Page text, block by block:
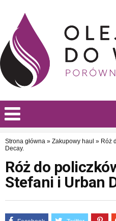
Strona główna » Zakupowy haul » Róż
Decay.
Róż do
Stefani i Urban